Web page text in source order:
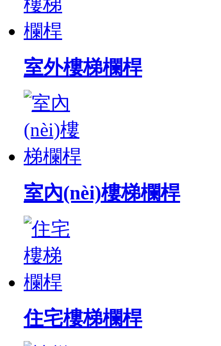
室外樓梯欄桿
室內(nèi)樓梯欄桿
住宅樓梯欄桿